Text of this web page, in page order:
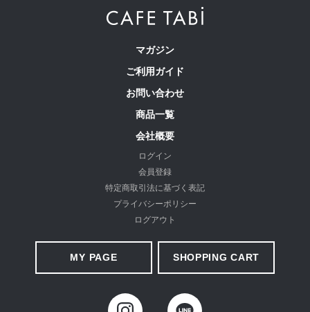
マガジン
ご利用ガイド
お問い合わせ
商品一覧
会社概要
ログイン
会員登録
特定商取引法に基づく表記
プライバシーポリシー
ログアウト
MY PAGE SHOPPING CART